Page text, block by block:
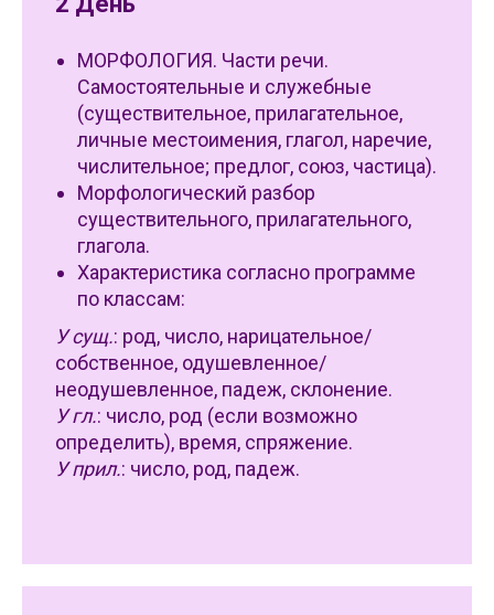
МОРФОЛОГИЯ. Части речи.
Самостоятельные и служебные
(существительное, прилагательное,
личные местоимения, глагол, наречие,
числительное; предлог, союз, частица).
Морфологический разбор
существительного, прилагательного,
глагола.
Характеристика согласно программе
по классам:
У сущ.: род, число, нарицательное/
собственное, одушевленное/
неодушевленное, падеж, склонение.
У гл.: число, род (если возможно
определить), время, спряжение.
У прил.: число, род, падеж.